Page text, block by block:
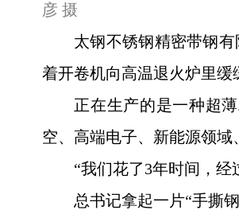
彦 摄
太钢不锈钢精密带钢
着开卷机向高温退火炉里缓
正在生产的是一种超
空、高端电子、新能源领
“我们花了3年时间，
总书记拿起一片“手撕